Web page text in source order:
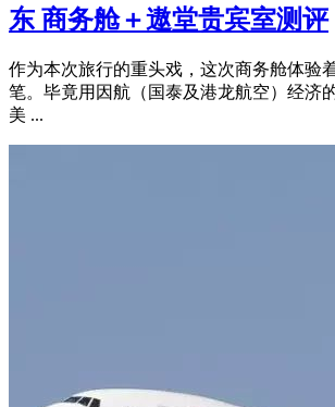
东 商务舱＋遨堂贵宾室测评
作为本次旅行的重头戏，这次商务舱体验
笔。毕竟用因航（国泰及港龙航空）经济
美 ...